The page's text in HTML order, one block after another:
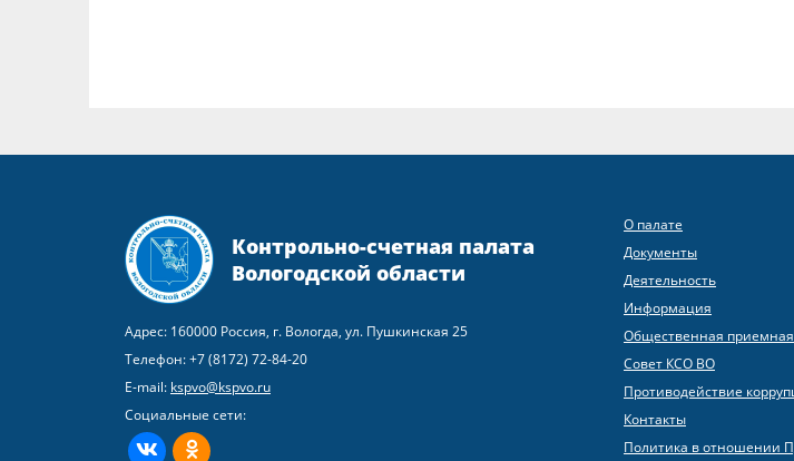
Контрольно-счетная палата
Вологодской области
Адрес: 160000 Россия, г. Вологда, ул. Пушкинская 25
Телефон:+7 (8172) 72-84-20
E-mail: kspvo@kspvo.ru
Социальные сети:
ВКонтактеОдноклассники
О палате
Документы
Деятельность
Информация
Общественная приемная
Совет КСО ВО
Противодействие
Контакты
Политика в отношении